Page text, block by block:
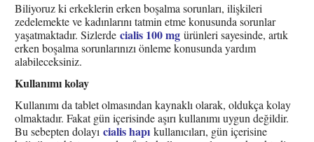
Biliyoruz ki erkeklerin erken boşalma sorunları, ilişkileri
zedelemekte ve kadınlarını tatmin etme konusunda sorunlar
yaşatmaktadır. Sizlerde cialis 100 mg ürünleri sayesinde, artık
erken boşalma sorunlarınızı önleme konusunda yardım
alabileceksiniz.
Kullanımı kolay
Kullanımı da tablet olmasından kaynaklı olarak, oldukça kolay
olmaktadır. Fakat gün içerisinde aşırı kullanımı uygun değildir.
Bu sebepten dolayı cialis hapı kullanıcıları, gün içerisine